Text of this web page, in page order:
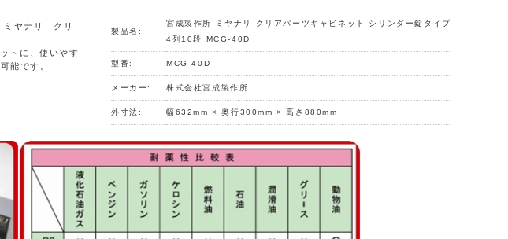
ヤナリ クリ
トに、使いやす
能です。
製品名:
宮成製作所 ミヤナリ クリアパーツキャビネット シリンダー錠タイプ
4列10段 MCG-40D
型番: MCG-40D
メーカー: 株式会社宮成製作所
外寸法: 幅632mm × 奥行300mm × 高さ880mm